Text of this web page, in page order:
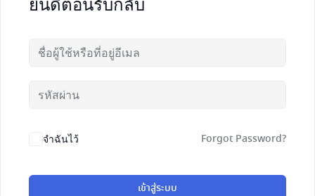
ยินดีต้อนรับกลับ
จำฉันไว้ Forgot Password?
เข้าสู่ระบบ